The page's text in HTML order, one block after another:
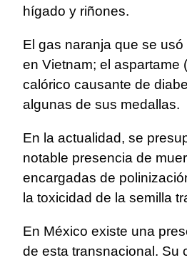
hígado y riñones.
El gas naranja que se
en Vietnam; el aspartame
calórico causante de
algunas de sus medallas.
En la actualidad, se
notable presencia de
encargadas de
la toxicidad de la semilla
En México existe una
de esta transnacional. Su